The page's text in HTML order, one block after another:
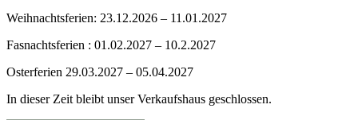
Weihnachtsferien: 23.12.2026 – 11.01.2027
Fasnachtsferien : 01.02.2027 – 10.2.2027
Osterferien 29.03.2027 – 05.04.2027
In dieser Zeit bleibt unser Verkaufshaus geschlossen.